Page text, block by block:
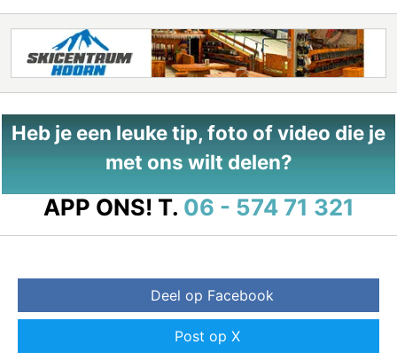
Heb je een leuke tip, foto of video die je
met ons wilt delen?
APP ONS! T. 06 - 574 71 321
Deel op Facebook
Post op X